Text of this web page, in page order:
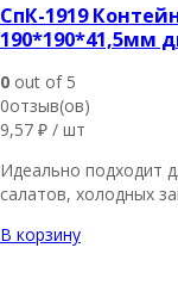
СпК-1919
190*190*41,5мм
0 out of 5
0отзыв(ов)
9,57 ₽ / шт
Идеально подходит
салатов, холодных
В корзину